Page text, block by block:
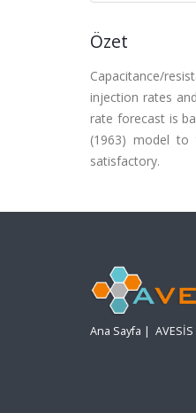
Özet
Capacitance/
injection rates
rate forecast is
(1963) model to
satisfactory.
Ana Sayfa |